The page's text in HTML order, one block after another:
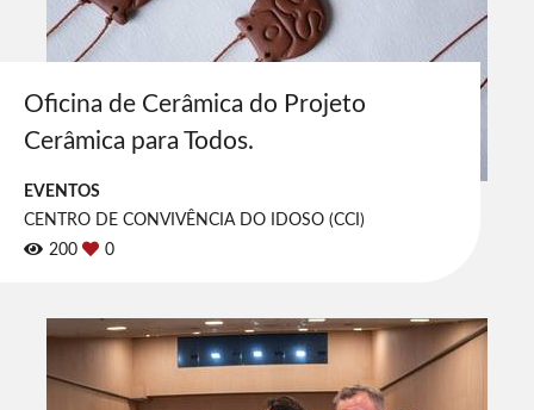
Oficina de Cerâmica do Projeto
Cerâmica para Todos.
EVENTOS
CENTRO DE CONVIVÊNCIA DO IDOSO (CCI)
200
0